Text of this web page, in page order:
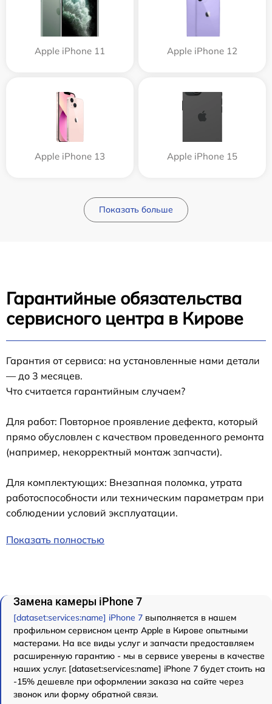
Apple iPhone 11 Apple iPhone 12
Apple iPhone 13 Apple iPhone 15
Показать больше
Гарантийные обязательства
сервисного центра в Кирове
Гарантия от сервиса: на установленные нами детали
— до 3 месяцев.
Что считается гарантийным случаем?
Для работ: Повторное проявление дефекта, который
прямо обусловлен с качеством проведенного ремонта
(например, некорректный монтаж запчасти).
Для комплектующих: Внезапная поломка, утрата
работоспособности или техническим параметрам при
соблюдении условий эксплуатации.
Показать полностью
Замена камеры iPhone 7
[dataset:services:name] iPhone 7 выполняется в нашем
профильном сервисном центр Apple в Кирове опытными
мастерами. На все виды услуг и запчасти предоставляем
расширенную гарантию - мы в сервисе уверены в качестве
наших услуг. [dataset:services:name] iPhone 7 будет стоить на
-15% дешевле при оформлении заказа на сайте через
звонок или форму обратной связи.